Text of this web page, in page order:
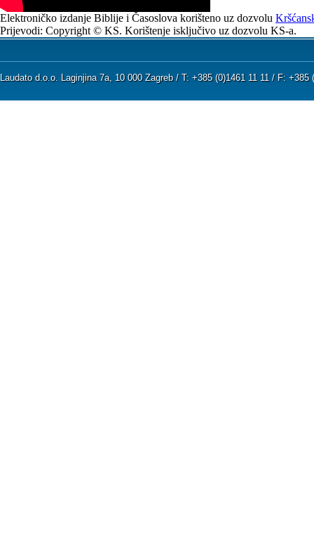
Elektroničko izdanje Biblije i Časoslova korišteno uz dozvolu
Prijevodi: Copyright © KS. Korištenje isključivo uz dozvolu KS-a.
Laudato d.o.o. Laginjina 7a, 10 000 Zagreb / T: +385 (0)1461 11 11 / F: